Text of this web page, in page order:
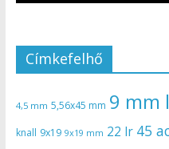
Címkefelhő
4,5 mm 5,56x45 mm 9 mm
knall 9x19 9x19 mm 22 lr 45